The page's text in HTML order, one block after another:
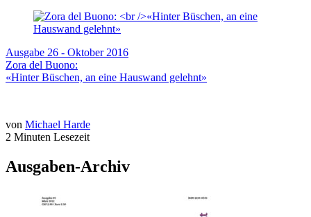
Ausgabe 26 - Oktober 2016
Zora del Buono:
«Hinter Büschen, an eine Hauswand gelehnt»
von Michael Harde
2 Minuten Lesezeit
Ausgaben-Archiv